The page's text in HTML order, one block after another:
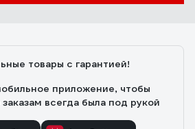
товары с гарантией!
приложение, чтобы
всегда была под рукой